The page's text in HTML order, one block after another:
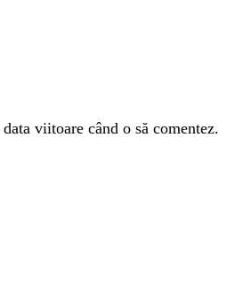
viitoare când o să comentez.